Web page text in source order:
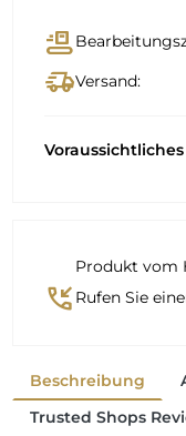
2. Die Einbuchtung
betont seine
und fügt sich
Einrichtung des
diese Spiegel
Raum.